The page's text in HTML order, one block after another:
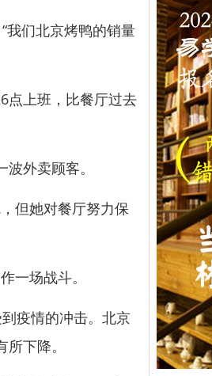
们北京烤鸭的销量
上班，比餐厅过去
外卖顾客。
但她对餐厅努力保
场战斗。
疫情的冲击。北京
下降。